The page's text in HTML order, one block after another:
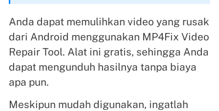
Anda dapat memulihkan video yang rusak
dari Android menggunakan MP4Fix Video
Repair Tool. Alat ini gratis, sehingga Anda
dapat mengunduh hasilnya tanpa biaya
apa pun.
Meskipun mudah digunakan, ingatlah